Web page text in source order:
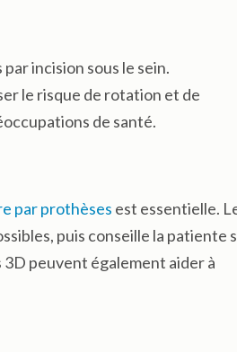
incision sous le sein.
le risque de rotation et de
de santé.
par prothèses est essentielle.
puis conseille la patiente
3D peuvent également aider à